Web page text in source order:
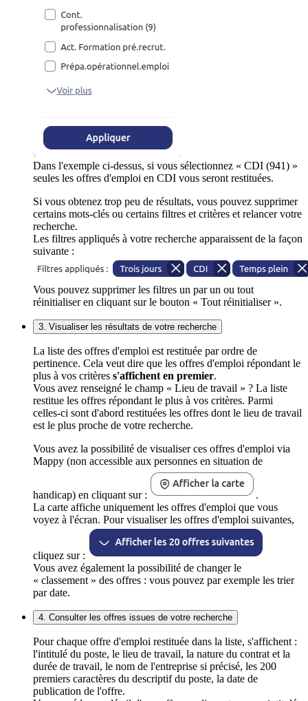
Dans l'exemple ci-dessus, si vous sélectionnez « CDI (941) »
seules les offres d'emploi en CDI vous seront restituées.
Si vous obtenez trop peu de résultats, vous pouvez supprimer
certains mots-clés ou certains filtres et critères et relancer votre
recherche.
Les filtres appliqués à votre recherche apparaissent de la façon
suivante :
Vous pouvez supprimer les filtres un par un ou tout
réinitialiser en cliquant sur le bouton « Tout réinitialiser ».
3. Visualiser les résultats de votre recherche
La liste des offres d'emploi est restituée par ordre de
pertinence. Cela veut dire que les offres d'emploi répondant le
plus à vos critères s'affichent en premier.
Vous avez renseigné le champ « Lieu de travail » ? La liste
restitue les offres répondant le plus à vos critères. Parmi
celles-ci sont d'abord restituées les offres dont le lieu de travail
est le plus proche de votre recherche.
Vous avez la possibilité de visualiser ces offres d'emploi via
Mappy (non accessible aux personnes en situation de
handicap) en cliquant sur :
.
La carte affiche uniquement les offres d'emploi que vous
voyez à l'écran. Pour visualiser les offres d'emploi suivantes,
cliquez sur :
Vous avez également la possibilité de changer le
« classement » des offres : vous pouvez par exemple les trier
par date.
4. Consulter les offres issues de votre recherche
Pour chaque offre d'emploi restituée dans la liste, s'affichent :
l'intitulé du poste, le lieu de travail, la nature du contrat et la
durée de travail, le nom de l'entreprise si précisé, les 200
premiers caractères du descriptif du poste, la date de
publication de l'offre.